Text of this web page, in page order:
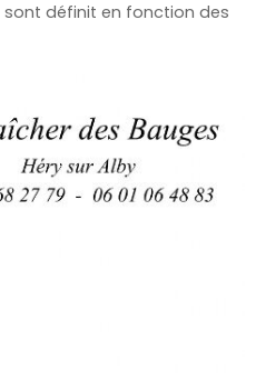
sont définit en fonction des